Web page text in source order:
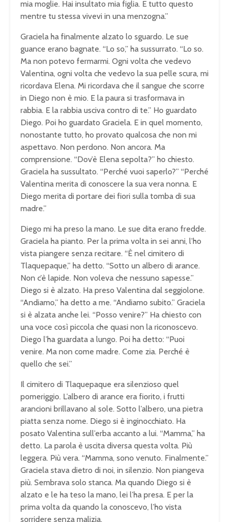
mia moglie. Hai insultato mia figlia. E tutto questo
mentre tu stessa vivevi in una menzogna.”
Graciela ha finalmente alzato lo sguardo. Le sue
guance erano bagnate. “Lo so,” ha sussurrato. “Lo so.
Ma non potevo fermarmi. Ogni volta che vedevo
Valentina, ogni volta che vedevo la sua pelle scura, mi
ricordava Elena. Mi ricordava che il sangue che scorre
in Diego non è mio. E la paura si trasformava in
rabbia. E la rabbia usciva contro di te.” Ho guardato
Diego. Poi ho guardato Graciela. E in quel momento,
nonostante tutto, ho provato qualcosa che non mi
aspettavo. Non perdono. Non ancora. Ma
comprensione. “Dov’è Elena sepolta?” ho chiesto.
Graciela ha sussultato. “Perché vuoi saperlo?” “Perché
Valentina merita di conoscere la sua vera nonna. E
Diego merita di portare dei fiori sulla tomba di sua
madre.”
Diego mi ha preso la mano. Le sue dita erano fredde.
Graciela ha pianto. Per la prima volta in sei anni, l’ho
vista piangere senza recitare. “È nel cimitero di
Tlaquepaque,” ha detto. “Sotto un albero di arance.
Non c’è lapide. Non voleva che nessuno sapesse.”
Diego si è alzato. Ha preso Valentina dal seggiolone.
“Andiamo,” ha detto a me. “Andiamo subito.” Graciela
si è alzata anche lei. “Posso venire?” Ha chiesto con
una voce così piccola che quasi non la riconoscevo.
Diego l’ha guardata a lungo. Poi ha detto: “Puoi
venire. Ma non come madre. Come zia. Perché è
quello che sei.”
Il cimitero di Tlaquepaque era silenzioso quel
pomeriggio. L’albero di arance era fiorito, i frutti
arancioni brillavano al sole. Sotto l’albero, una pietra
piatta senza nome. Diego si è inginocchiato. Ha
posato Valentina sull’erba accanto a lui. “Mamma,” ha
detto. La parola è uscita diversa questa volta. Più
leggera. Più vera. “Mamma, sono venuto. Finalmente.”
Graciela stava dietro di noi, in silenzio. Non piangeva
più. Sembrava solo stanca. Ma quando Diego si è
alzato e le ha teso la mano, lei l’ha presa. E per la
prima volta da quando la conoscevo, l’ho vista
sorridere senza malizia.